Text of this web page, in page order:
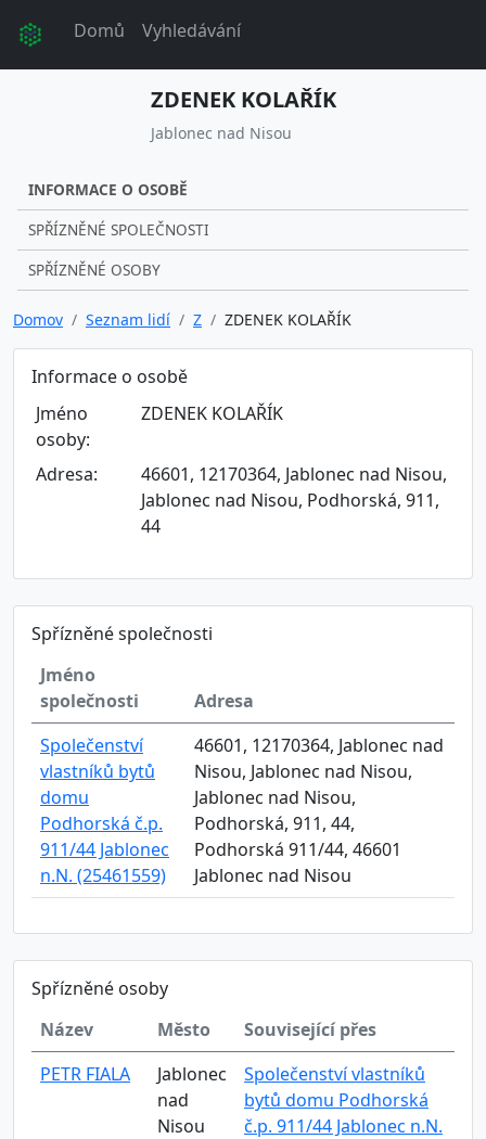
Domů Vyhledávání
ZDENEK KOLAŘÍK
Jablonec nad Nisou
INFORMACE O OSOBĚ
SPŘÍZNĚNÉ SPOLEČNOSTI
SPŘÍZNĚNÉ OSOBY
Domov Seznam lidí Z ZDENEK KOLAŘÍK
Informace o osobě
Jméno
osoby:
ZDENEK KOLAŘÍK
Adresa:
46601, 12170364, Jablonec nad Nisou,
Jablonec nad Nisou, Podhorská, 911,
44
Spřízněné společnosti
Jméno
společnosti
Adresa
Společenství
vlastníků bytů
domu
Podhorská č.p.
911/44 Jablonec
n.N. (25461559)
46601, 12170364, Jablonec nad
Nisou, Jablonec nad Nisou,
Jablonec nad Nisou,
Podhorská, 911, 44,
Podhorská 911/44, 46601
Jablonec nad Nisou
Spřízněné osoby
Název
Město
Související přes
PETR FIALA
Jablonec
nad
Nisou
Společenství vlastníků
bytů domu Podhorská
č.p. 911/44 Jablonec n.N.